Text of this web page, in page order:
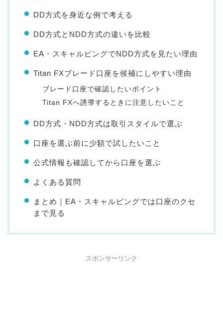
DD方式を身近な例で考える
DD方式とNDD方式の違いを比較
EA・スキャルピングでNDD方式を見たい理由
Titan FXブレード口座を候補にしやすい理由
ブレード口座で確認したいポイント
Titan FXへ誘導するときに注意したいこと
DD方式・NDD方式は取引スタイルで選ぶ
口座を選ぶ前に少額で試したいこと
公式情報も確認してから口座を選ぶ
よくある質問
まとめ｜EA・スキャルピングでは口座のクセ
まで見る
スポンサーリンク